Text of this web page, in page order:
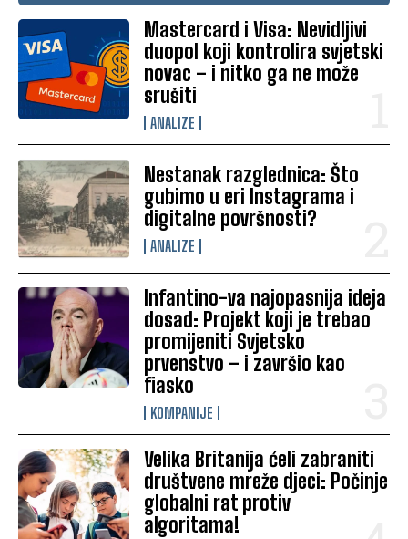
Mastercard i Visa: Nevidljivi
duopol koji kontrolira svjetski
novac – i nitko ga ne može
srušiti
ANALIZE
Nestanak razglednica: Što
gubimo u eri Instagrama i
digitalne površnosti?
ANALIZE
Infantino-va najopasnija ideja
dosad: Projekt koji je trebao
promijeniti Svjetsko
prvenstvo – i završio kao
fiasko
KOMPANIJE
Velika Britanija ćeli zabraniti
društvene mreže djeci: Počinje
globalni rat protiv
algoritama!